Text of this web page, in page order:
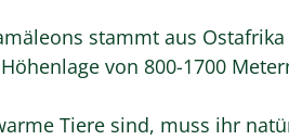
stammt aus
von 800-1700
Tiere sind, muss ihr